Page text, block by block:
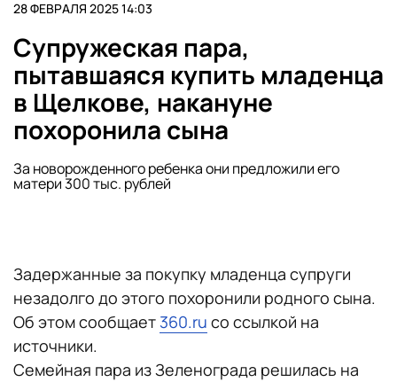
28 ФЕВРАЛЯ 2025 14:03
Супружеская пара,
пытавшаяся купить младенца
в Щелкове, накануне
похоронила сына
За новорожденного ребенка они предложили его
матери 300 тыс. рублей
Задержанные за покупку младенца супруги
незадолго до этого похоронили родного сына.
Об этом сообщает 360.ru со ссылкой на
источники.
Семейная пара из Зеленограда решилась на